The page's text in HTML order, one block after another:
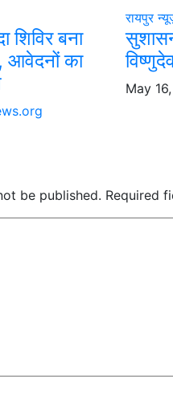
शिविर बना
आवेदनों का
रायपुर
May
be published. Required